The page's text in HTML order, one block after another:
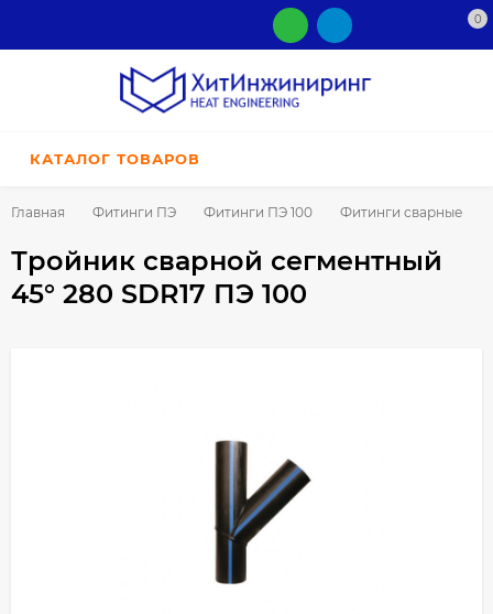
0
КАТАЛОГ ТОВАРОВ
Главная Фитинги ПЭ Фитинги ПЭ 100 Фитинги сварные
Тройник сварной сегментный
45° 280 SDR17 ПЭ 100